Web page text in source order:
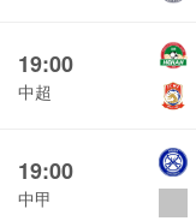
19:00
中超
19:00
中甲